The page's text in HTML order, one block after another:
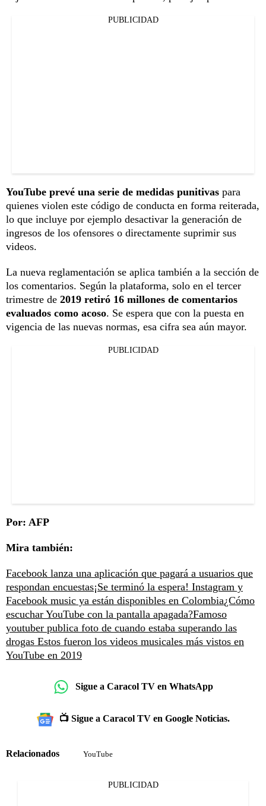
PUBLICIDAD
YouTube prevé una serie de medidas punitivas para
quienes violen este código de conducta en forma reiterada,
lo que incluye por ejemplo desactivar la generación de
ingresos de los ofensores o directamente suprimir sus
videos.
La nueva reglamentación se aplica también a la sección de
los comentarios. Según la plataforma, solo en el tercer
trimestre de 2019 retiró 16 millones de comentarios
evaluados como acoso. Se espera que con la puesta en
vigencia de las nuevas normas, esa cifra sea aún mayor.
PUBLICIDAD
Por: AFP
Mira también:
Facebook lanza una aplicación que pagará a usuarios que
respondan encuestas¡Se terminó la espera! Instagram y
Facebook music ya están disponibles en Colombia¿Cómo
escuchar YouTube con la pantalla apagada?Famoso
youtuber publica foto de cuando estaba superando las
drogas Estos fueron los videos musicales más vistos en
YouTube en 2019
Sigue a Caracol TV en WhatsApp
📺 Sigue a Caracol TV en Google Noticias.
Relacionados YouTube
PUBLICIDAD